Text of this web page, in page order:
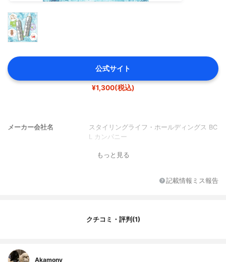
公式サイト
¥1,300(税込)
メーカー会社名
スタイリングライフ・ホールディングス BC
L カンパニー
もっと見る
記載情報ミス報告
クチコミ・評判(1)
Akamony